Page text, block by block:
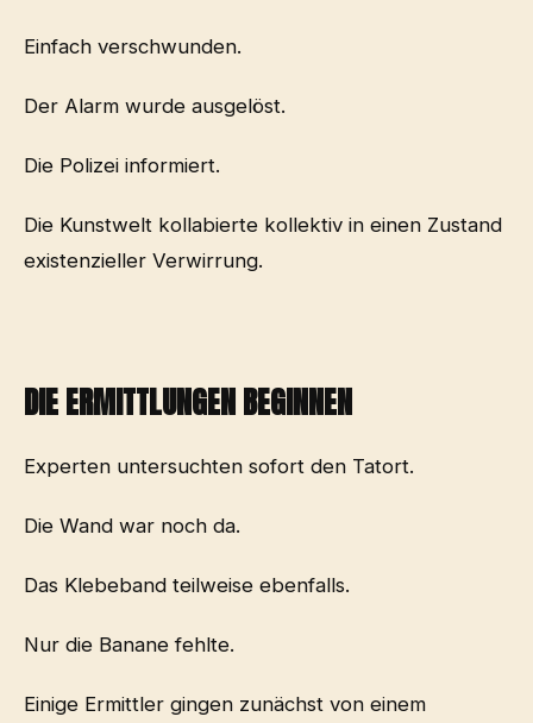
Einfach verschwunden.
Der Alarm wurde ausgelöst.
Die Polizei informiert.
Die Kunstwelt kollabierte kollektiv in einen Zustand
existenzieller Verwirrung.
DIE ERMITTLUNGEN BEGINNEN
Experten untersuchten sofort den Tatort.
Die Wand war noch da.
Das Klebeband teilweise ebenfalls.
Nur die Banane fehlte.
Einige Ermittler gingen zunächst von einem